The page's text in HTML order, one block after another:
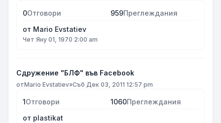
0Отговори 959Преглеждания
от Mario Evstatiev
Чет Яну 01, 1970 2:00 am
Сдружение "БЛФ" във Facebook
отMario Evstatiev»Съб Дек 03, 2011 12:57 pm
1Отговори 1060Преглеждания
от plastikat